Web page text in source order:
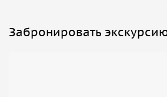
Забронировать